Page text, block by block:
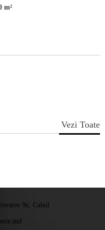
m²
Vezi Toate
9z, Cahul